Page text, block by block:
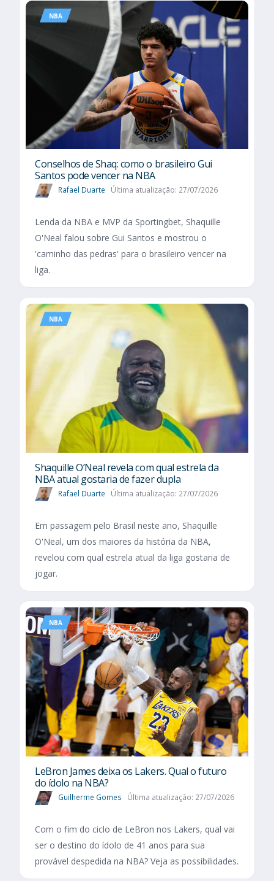
NBA
Conselhos de Shaq: como o brasileiro Gui
Santos pode vencer na NBA
Rafael Duarte Última atualização: 27/07/2026
Lenda da NBA e MVP da Sportingbet, Shaquille
O'Neal falou sobre Gui Santos e mostrou o
'caminho das pedras' para o brasileiro vencer na
liga.
NBA
Shaquille O’Neal revela com qual estrela da
NBA atual gostaria de fazer dupla
Rafael Duarte Última atualização: 27/07/2026
Em passagem pelo Brasil neste ano, Shaquille
O'Neal, um dos maiores da história da NBA,
revelou com qual estrela atual da liga gostaria de
jogar.
NBA
LeBron James deixa os Lakers. Qual o futuro
do ídolo na NBA?
Guilherme Gomes Última atualização: 27/07/2026
Com o fim do ciclo de LeBron nos Lakers, qual vai
ser o destino do ídolo de 41 anos para sua
provável despedida na NBA? Veja as possibilidades.